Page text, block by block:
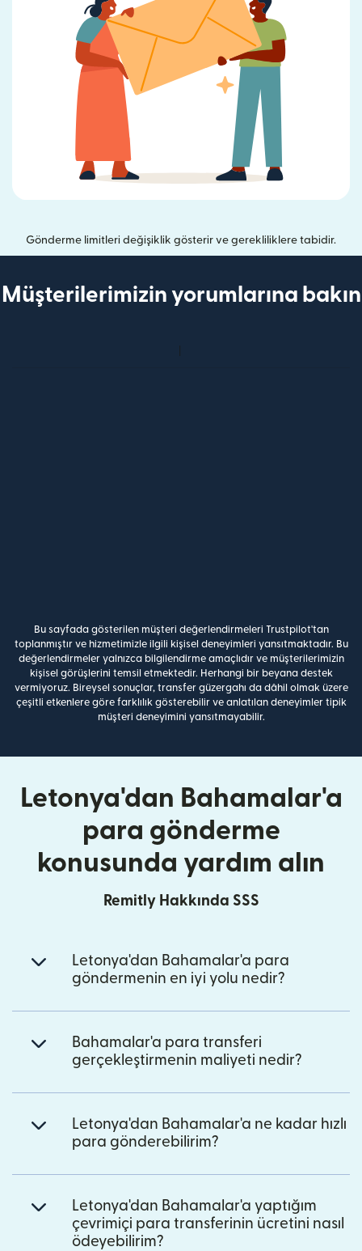
Gönderme limitleri değişiklik gösterir ve gerekliliklere tabidir.
Müşterilerimizin yorumlarına bakın
Bu sayfada gösterilen müşteri değerlendirmeleri Trustpilot'tan
toplanmıştır ve hizmetimizle ilgili kişisel deneyimleri yansıtmaktadır. Bu
değerlendirmeler yalnızca bilgilendirme amaçlıdır ve müşterilerimizin
kişisel görüşlerini temsil etmektedir. Herhangi bir beyana destek
vermiyoruz. Bireysel sonuçlar, transfer güzergahı da dâhil olmak üzere
çeşitli etkenlere göre farklılık gösterebilir ve anlatılan deneyimler tipik
müşteri deneyimini yansıtmayabilir.
Letonya'dan Bahamalar'a
para gönderme
konusunda yardım alın
Remitly Hakkında SSS
Letonya'dan Bahamalar'a para
göndermenin en iyi yolu nedir?
Bahamalar'a para transferi
gerçekleştirmenin maliyeti nedir?
Letonya'dan Bahamalar'a ne kadar hızlı
para gönderebilirim?
Letonya'dan Bahamalar'a yaptığım
çevrimiçi para transferinin ücretini nasıl
ödeyebilirim?